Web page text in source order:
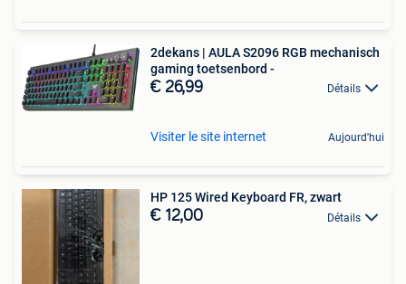
2dekans | AULA S2096 RGB mechanisch
gaming toetsenbord -
€ 26,99 Détails
Visiter le site internet Aujourd'hui
HP 125 Wired Keyboard FR, zwart
€ 12,00 Détails